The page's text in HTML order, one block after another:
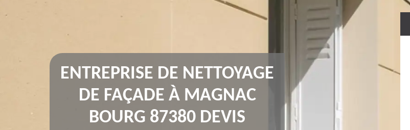
ENTREPRISE DE NETTOYAGE
DE FAÇADE À MAGNAC
BOURG 87380 DEVIS